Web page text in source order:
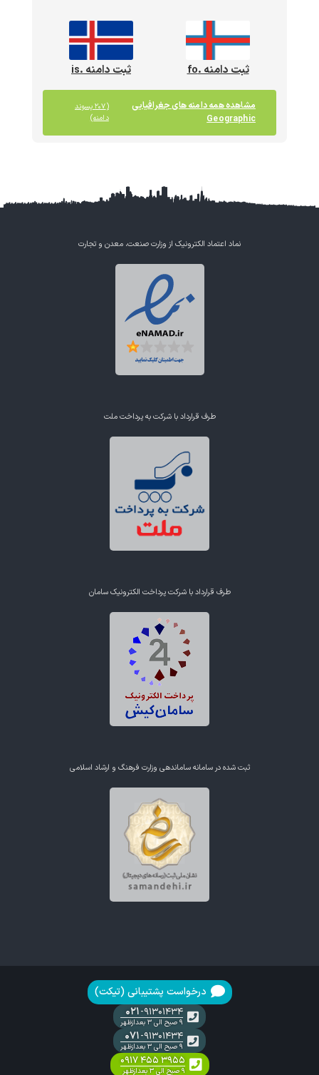
ثبت دامنه .fo ثبت دامنه .is
مشاهده همه دامنه های جغرافیایی
Geographic
(۲۰۷ پسوند
دامنه)
نماد اعتماد الکترونیک از وزارت صنعت، معدن و تجارت
طرف قرارداد با شرکت به پرداخت ملت
طرف قرارداد با شرکت پرداخت الکترونیک سامان
ثبت شده در سامانه ساماندهی وزارت فرهنگ و ارشاد اسلامی
درخواست پشتیبانی (تیکت)
۰۲۱-۹۱۳۰۱۴۳۴
۹ صبح الی ۳ بعدازظهر
۰۷۱-۹۱۳۰۱۴۳۴
۹ صبح الی ۳ بعدازظهر
۰۹۱۷ ۴۵۵ ۳۹۵۵
۹ صبح الی ۳ بعدازظهر